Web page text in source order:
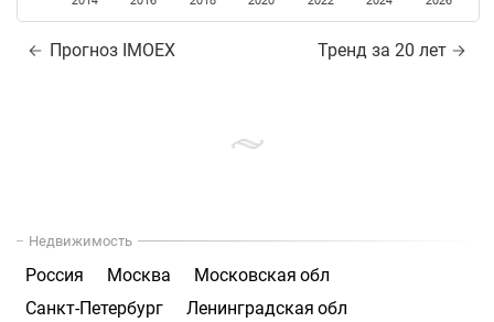
Прогноз IMOEX Тренд за 20 лет
Недвижимость
Россия Москва
Московская обл
Санкт-Петербург
Ленинградская обл